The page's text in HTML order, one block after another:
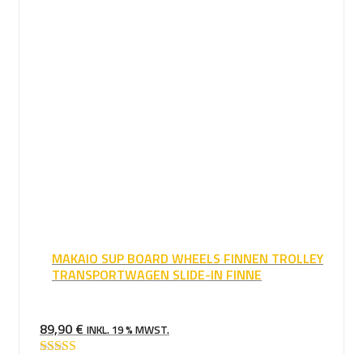
MAKAIO SUP BOARD WHEELS FINNEN TROLLEY
TRANSPORTWAGEN SLIDE-IN FINNE
89,90 € INKL. 19 % MWST.